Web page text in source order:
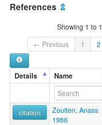
References ⇫
Showing 1 to
← Previous
1 2
Details Name
citation
Zouiten, Anass
1986